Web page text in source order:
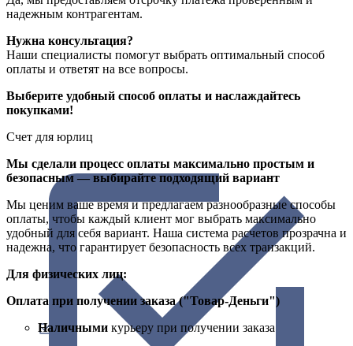
надежным контрагентам.
Нужна консультация?
Наши специалисты помогут выбрать оптимальный способ
оплаты и ответят на все вопросы.
Выберите удобный способ оплаты и наслаждайтесь
покупками!
Счет для юрлиц
Мы сделали процесс оплаты максимально простым и
безопасным — выбирайте подходящий вариант
Мы ценим ваше время и предлагаем разнообразные способы
оплаты, чтобы каждый клиент мог выбрать максимально
удобный для себя вариант. Наша система расчетов прозрачна и
надежна, что гарантирует безопасность всех транзакций.
Для физических лиц:
Оплата при получении заказа ("Товар-Деньги")
Наличными курьеру при получении заказа